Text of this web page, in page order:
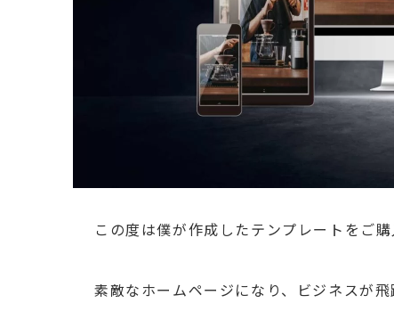
この度は僕が作成したテンプレートをご
素敵なホームページになり、ビジネスが飛